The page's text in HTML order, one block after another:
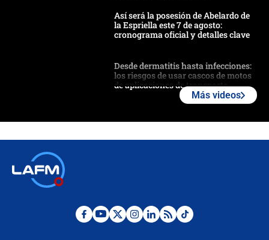
Así será la posesión de Abelardo de
la Espriella este 7 de agosto:
cronograma oficial y detalles clave
Desde dermatitis hasta infecciones:
los riesgos de usar cascos de motos
de aplicaciones de transporte
Posesión de Abelardo De La Espriella
Más videos